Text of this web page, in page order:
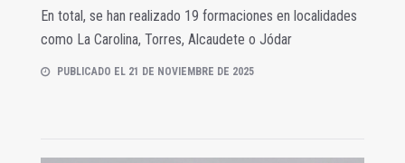
En total, se han realizado 19 formaciones en localidades
como La Carolina, Torres, Alcaudete o Jódar
PUBLICADO EL 21 DE NOVIEMBRE DE 2025